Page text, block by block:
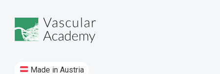
Made in Austria